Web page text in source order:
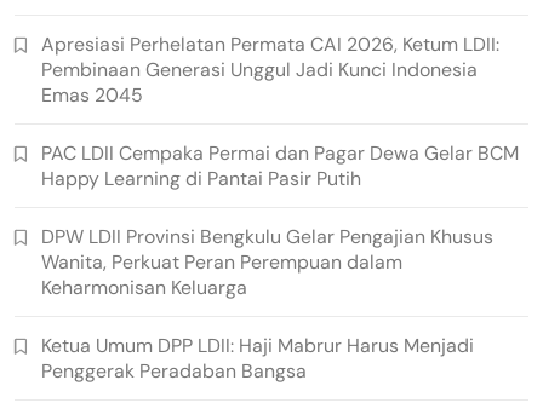
Apresiasi Perhelatan Permata CAI 2026, Ketum LDII:
Pembinaan Generasi Unggul Jadi Kunci Indonesia
Emas 2045
PAC LDII Cempaka Permai dan Pagar Dewa Gelar BCM
Happy Learning di Pantai Pasir Putih
DPW LDII Provinsi Bengkulu Gelar Pengajian Khusus
Wanita, Perkuat Peran Perempuan dalam
Keharmonisan Keluarga
Ketua Umum DPP LDII: Haji Mabrur Harus Menjadi
Penggerak Peradaban Bangsa